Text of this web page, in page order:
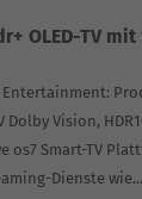
OLED-TV mit
Entertainment:
Dolby Vision,
os7 Smart-TV
Dienste wie...